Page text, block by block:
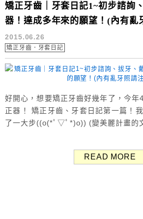
矯正牙齒｜牙套日記1~初步諮詢
器！達成多年來的願望！(內有亂
2015.06.26
矯正牙齒．牙套日記
好開心，想要矯正牙齒好幾年了，今年
正器！ 矯正牙齒、牙套日記第一篇！
了一大步((o(*ﾟ▽ﾟ*)o)) (變美麗計畫的
2015/1/13 初步諮詢 這天帶著興奮雀
READ MORE